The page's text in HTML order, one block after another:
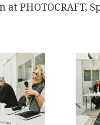
at PHOTOCRAFT,